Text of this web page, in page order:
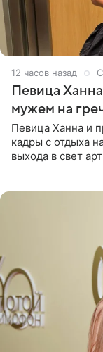
12 часов назад
Певица
мужем на
Певица Ханна и
кадры с отдыха
выхода в свет